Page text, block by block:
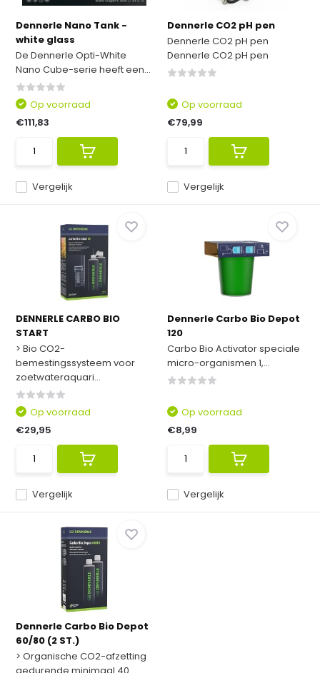
Dennerle Nano Tank -
white glass
De Dennerle Opti-White
Nano Cube-serie heeft een...
Vergelijk
Op voorraad
€111,83
Dennerle CO2 pH pen
Dennerle CO2 pH pen
Dennerle CO2 pH pen
Vergelijk
Op voorraad
€79,99
DENNERLE CARBO BIO
START
> Bio CO2-
bemestingssysteem voor
zoetwateraquari...
Vergelijk
Op voorraad
€29,95
Dennerle Carbo Bio Depot
120
Carbo Bio Activator speciale
micro-organismen 1,...
Vergelijk
Op voorraad
€8,99
Dennerle Carbo Bio Depot
60/80 (2 ST.)
> Organische CO2-afzetting